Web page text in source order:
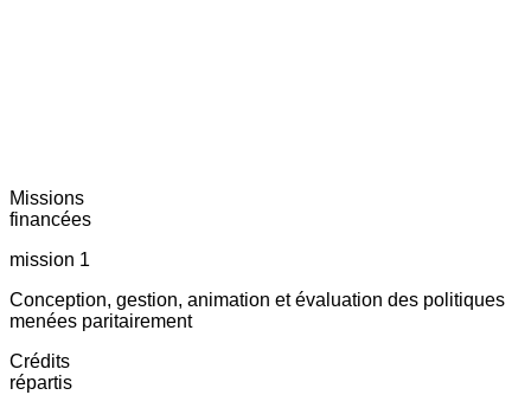
Missions
financées
mission 1
Conception, gestion, animation et évaluation des politiques
menées paritairement
Crédits
répartis